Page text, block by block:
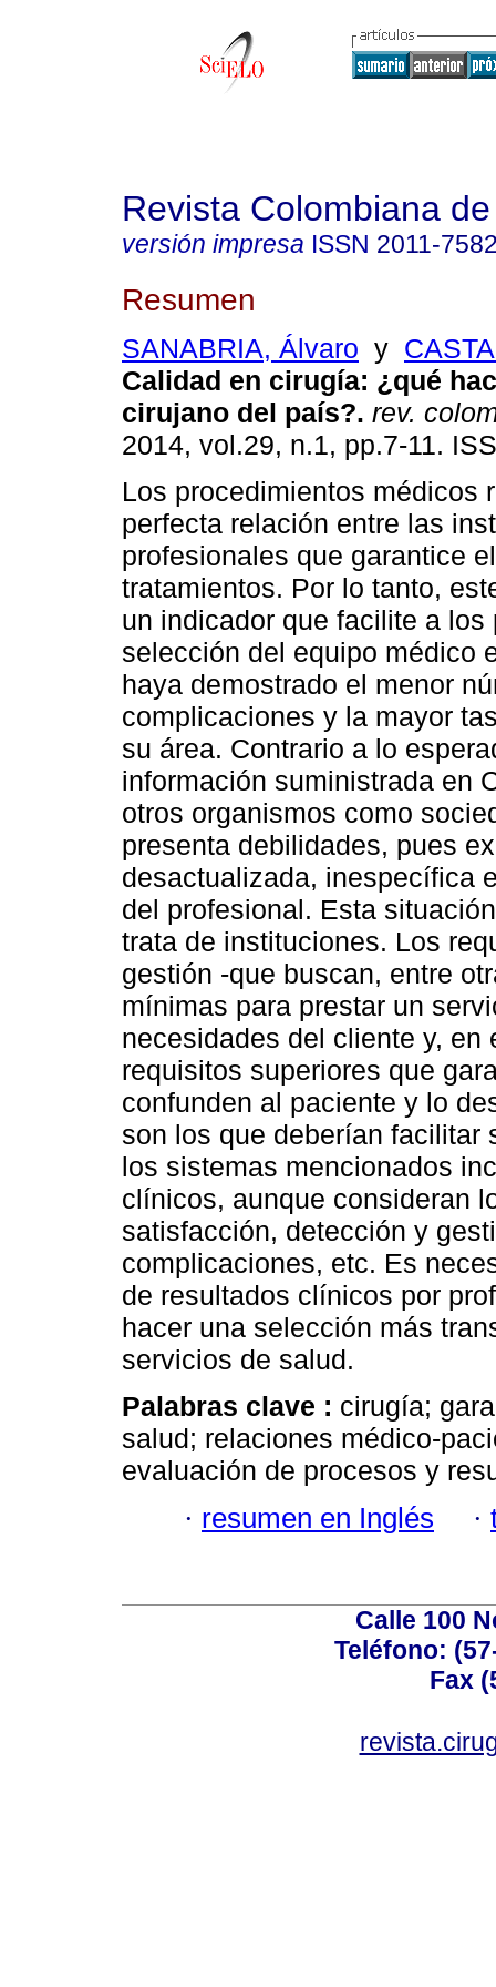
Revista Colombiana
versión impresa ISSN 2011-
Resumen
SANABRIA, Álvaro y
Calidad en cirugía: ¿qué
cirujano del país?. rev.
2014, vol.29, n.1, pp.7-11.
Los procedimientos médicos
perfecta relación entre las
profesionales que garantice
tratamientos. Por lo tanto,
un indicador que facilite a los
selección del equipo médico
haya demostrado el menor
complicaciones y la mayor
su área. Contrario a lo
información suministrada en
otros organismos como
presenta debilidades, pues
desactualizada, inespecífica
del profesional. Esta
trata de instituciones. Los
gestión -que buscan, entre
mínimas para prestar un
necesidades del cliente y,
requisitos superiores que
confunden al paciente y lo
son los que deberían facilitar
los sistemas mencionados
clínicos, aunque consideran
satisfacción, detección y
complicaciones, etc. Es
de resultados clínicos por
hacer una selección más
servicios de salud.
Palabras clave : cirugía;
salud; relaciones médico-
evaluación de procesos y
· resumen en Inglés ·
Calle 100
Teléfono:
Fax